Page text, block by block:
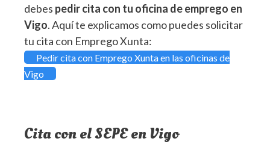
debes pedir cita con tu oficina de emprego en
Vigo. Aquí te explicamos como puedes solicitar
tu cita con Emprego Xunta:
Pedir cita con Emprego Xunta en las oficinas de
Vigo
Cita con el SEPE en Vigo